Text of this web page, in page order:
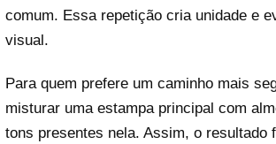
comum. Essa repetição cria unidade e
visual.
Para quem prefere um caminho mais
misturar uma estampa principal com
tons presentes nela. Assim, o resultado